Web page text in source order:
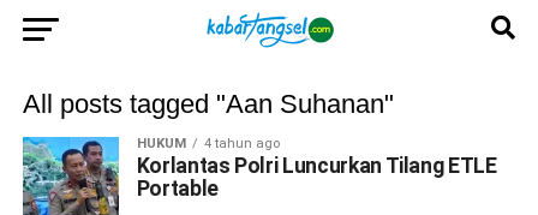
All posts tagged "Aan Suhanan"
HUKUM 4 tahun ago
Korlantas Polri Luncurkan Tilang ETLE
Portable